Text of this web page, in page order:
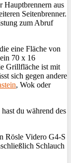
aus
Seitenbrenner.
zum Abruf
eine Fläche von
70 x 16
Grillfläche ist mit
sich gegen andere
, Wok oder
du während des
Rösle Videro G4-S
Schlauch